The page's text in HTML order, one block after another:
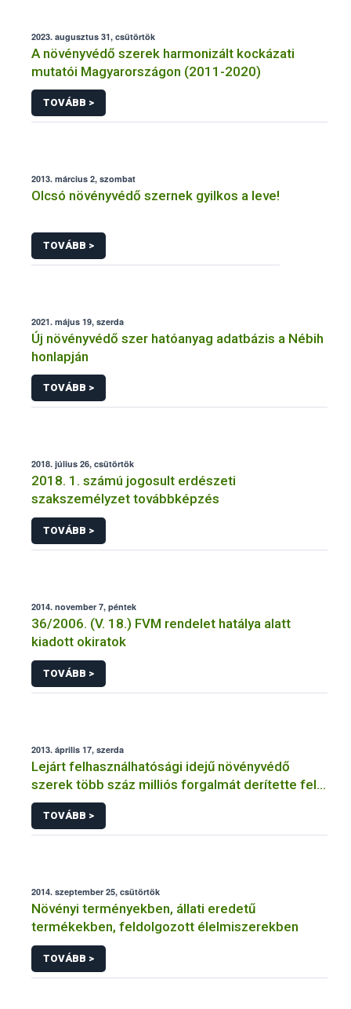
2023. augusztus 31, csütörtök
A növényvédő szerek harmonizált kockázati
mutatói Magyarországon (2011-2020)
TOVÁBB >
2013. március 2, szombat
Olcsó növényvédő szernek gyilkos a leve!
TOVÁBB >
2021. május 19, szerda
Új növényvédő szer hatóanyag adatbázis a Nébih
honlapján
TOVÁBB >
2018. július 26, csütörtök
2018. 1. számú jogosult erdészeti
szakszemélyzet továbbképzés
TOVÁBB >
2014. november 7, péntek
36/2006. (V. 18.) FVM rendelet hatálya alatt
kiadott okiratok
TOVÁBB >
2013. április 17, szerda
Lejárt felhasználhatósági idejű növényvédő
szerek több száz milliós forgalmát derítette fel a
NÉBIH
TOVÁBB >
2014. szeptember 25, csütörtök
Növényi terményekben, állati eredetű
termékekben, feldolgozott élelmiszerekben
TOVÁBB >